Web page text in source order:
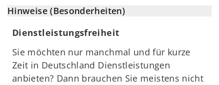
Hinweise (Besonderheiten)
Dienstleistungsfreiheit
Sie möchten nur manchmal und für kurze
Zeit in Deutschland Dienstleistungen
anbieten? Dann brauchen Sie meistens nicht